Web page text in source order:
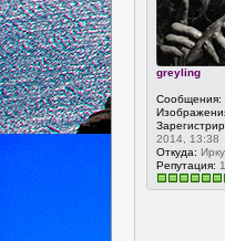
greyling
Сообщения:
2014, 13:38
Откуда:
Репутация: